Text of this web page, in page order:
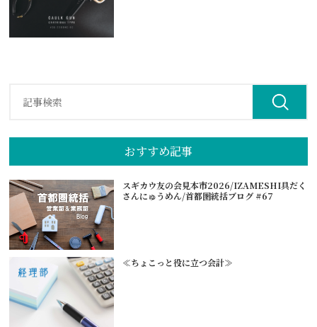
おすすめ記事
スギカウ友の会見本市2026/IZAMESHI具だく
さんにゅうめん/首都圏統括ブログ #67
≪ちょこっと役に立つ会計≫